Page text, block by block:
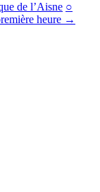
de l’Aisne ○
heure →